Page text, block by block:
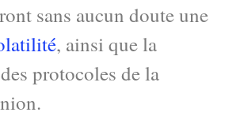
sans aucun doute une
, ainsi que la
protocoles de la